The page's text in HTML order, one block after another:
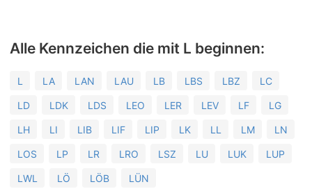
Alle Kennzeichen die mit L beginnen:
L LA LAN LAU LB LBS LBZ LC
LD LDK LDS LEO LER LEV LF LG
LH LI LIB LIF LIP LK LL LM LN
LOS LP LR LRO LSZ LU LUK LUP
LWL LÖ LÖB LÜN